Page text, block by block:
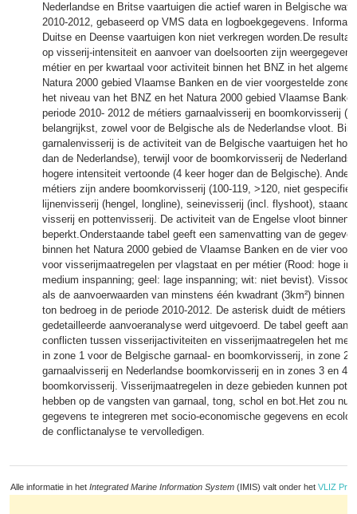
Nederlandse en Britse vaartuigen die actief waren in Belgische
2010-2012, gebaseerd op VMS data en logboekgegevens.
Duitse en Deense vaartuigen kon niet verkregen worden.De
op visserij-intensiteit en aanvoer van doelsoorten zijn weergegeven
métier en per kwartaal voor activiteit binnen het BNZ in het
Natura 2000 gebied Vlaamse Banken en de vier voorgestelde
het niveau van het BNZ en het Natura 2000 gebied Vlaamse
periode 2010- 2012 de métiers garnaalvisserij en boomkorvisserij
belangrijkst, zowel voor de Belgische als de Nederlandse vloot.
garnalenvisserij is de activiteit van de Belgische vaartuigen het
dan de Nederlandse), terwijl voor de boomkorvisserij de
hogere intensiteit vertoonde (4 keer hoger dan de Belgische).
métiers zijn andere boomkorvisserij (100-119, >120, niet
lijnenvisserij (hengel, longline), seinevisserij (incl. flyshoot), staand
visserij en pottenvisserij. De activiteit van de Engelse vloot binnen
beperkt.Onderstaande tabel geeft een samenvatting van de
binnen het Natura 2000 gebied de Vlaamse Banken en de vier
voor visserijmaatregelen per vlagstaat en per métier (Rood: hoge
medium inspanning; geel: lage inspanning; wit: niet bevist).
als de aanvoerwaarden van minstens één kwadrant (3km²) binnen
ton bedroeg in de periode 2010-2012. De asterisk duidt de métiers
gedetailleerde aanvoeranalyse werd uitgevoerd. De tabel geeft aan
conflicten tussen visserijactiviteiten en visserijmaatregelen het
in zone 1 voor de Belgische garnaal- en boomkorvisserij, in zone 2
garnaalvisserij en Nederlandse boomkorvisserij en in zones 3 en 4
boomkorvisserij. Visserijmaatregelen in deze gebieden kunnen
hebben op de vangsten van garnaal, tong, schol en bot.Het zou
gegevens te integreren met socio-economische gegevens en
de conflictanalyse te vervolledigen.
Alle informatie in het Integrated Marine Information System (IMIS) valt onder het VLIZ